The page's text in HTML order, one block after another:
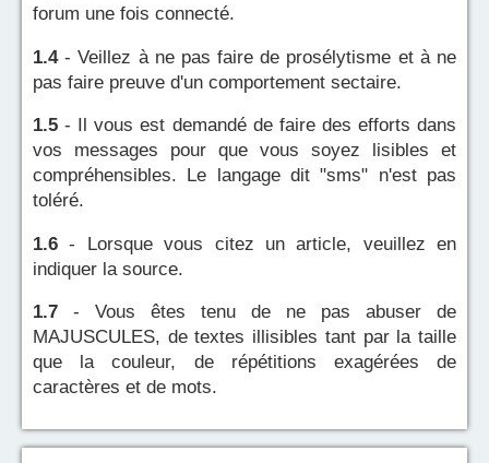
forum une fois connecté.
1.4- Veillez à ne pas faire de prosélytisme et à ne
pas faire preuve d'un comportement sectaire.
1.5 - Il vous est demandé de faire des efforts dans
vos messages pour que vous soyez lisibles et
compréhensibles. Le langage dit "sms" n'est pas
toléré.
1.6 - Lorsque vous citez un article, veuillez en
indiquer la source.
1.7 - Vous êtes tenu de ne pas abuser de
MAJUSCULES, de textes illisibles tant par la taille
que la couleur, de répétitions exagérées de
caractères et de mots.